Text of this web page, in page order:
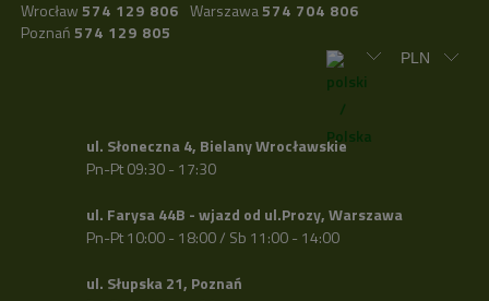
Wrocław 574 129 806 Warszawa574 704 806
Poznań 574 129 805
ul. Słoneczna 4, Bielany Wrocławskie
Pn-Pt 09:30 - 17:30
ul. Farysa 44B - wjazd od ul.Prozy, Warszawa
Pn-Pt 10:00 - 18:00 / Sb 11:00 - 14:00
ul. Słupska 21, Poznań